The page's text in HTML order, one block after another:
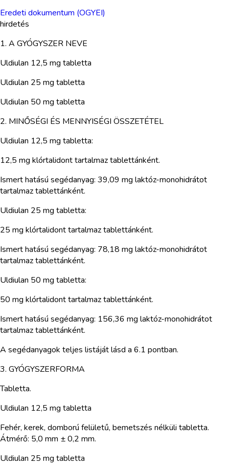
Eredeti dokumentum (OGYEI)
hirdetés
1. A GYÓGYSZER NEVE
Uldiulan 12,5 mg tabletta
Uldiulan 25 mg tabletta
Uldiulan 50 mg tabletta
2. MINŐSÉGI ÉS MENNYISÉGI ÖSSZETÉTEL
Uldiulan 12,5 mg tabletta:
12,5 mg klórtalidont tartalmaz tablettánként.
Ismert hatású segédanyag: 39,09 mg laktóz-monohidrátot
tartalmaz tablettánként.
Uldiulan 25 mg tabletta:
25 mg klórtalidont tartalmaz tablettánként.
Ismert hatású segédanyag: 78,18 mg laktóz-monohidrátot
tartalmaz tablettánként.
Uldiulan 50 mg tabletta:
50 mg klórtalidont tartalmaz tablettánként.
Ismert hatású segédanyag: 156,36 mg laktóz-monohidrátot
tartalmaz tablettánként.
A segédanyagok teljes listáját lásd a 6.1 pontban.
3. GYÓGYSZERFORMA
Tabletta.
Uldiulan 12,5 mg tabletta
Fehér, kerek, domború felületű, bemetszés nélküli tabletta.
Átmérő: 5,0 mm ± 0,2 mm.
Uldiulan 25 mg tabletta